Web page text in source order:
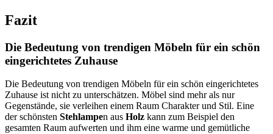
Fazit
Die Bedeutung von trendigen Möbeln für ein schön
eingerichtetes Zuhause
Die Bedeutung von trendigen Möbeln für ein schön eingerichtetes
Zuhause ist nicht zu unterschätzen. Möbel sind mehr als nur
Gegenstände, sie verleihen einem Raum Charakter und Stil. Eine
der schönsten Stehlampen aus Holz kann zum Beispiel den
gesamten Raum aufwerten und ihm eine warme und gemütliche